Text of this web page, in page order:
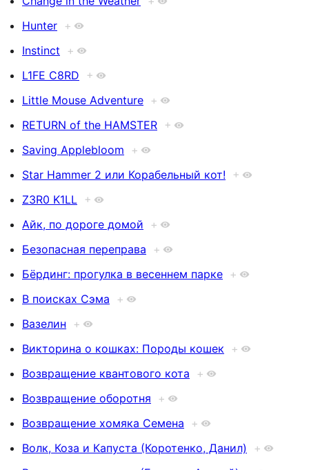
Hunter +
Instinct +
L1FE C8RD
+
Little Mouse Adventure +
RETURN of the HAMSTER +
Saving Applebloom +
Star Hammer 2 или Корабельный кот!
+
Z3R0 K1LL +
Айк, по дороге домой +
Безопасная переправа +
Бёрдинг: прогулка в весеннем парке +
В поисках Сэма +
Вазелин +
Викторина о кошках: Породы кошек +
Возвращение квантового кота +
Возвращение оборотня +
Возвращение хомяка Семена +
Волк, Коза и Капуста (Коротенко, Данил)
+